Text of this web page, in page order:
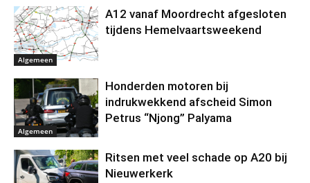
Algemeen
A12 vanaf Moordrecht afgesloten
tijdens Hemelvaartsweekend
Algemeen
Honderden motoren bij
indrukwekkend afscheid Simon
Petrus “Njong” Palyama
Ritsen met veel schade op A20 bij
Nieuwerkerk